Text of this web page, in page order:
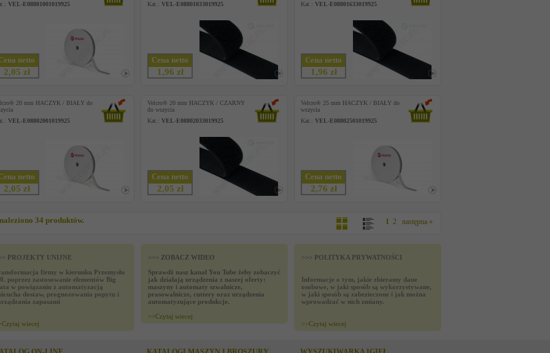
VEL-E08801001019925
netto
2,05 zł
Kat.: VEL-E08801033019925
Cena netto
1,96 zł
Kat.: VEL-E08801633019925
Cena netto
1,96 zł
20 mm HACZYK / BIAŁY do
VEL-E08802001019925
netto
2,05 zł
Velcro® 20 mm HACZYK / CZARNY
do wszycia
Kat.: VEL-E08802033019925
Cena netto
2,05 zł
Velcro® 25 mm HACZYK / BIAŁY do
wszycia
Kat.: VEL-E08802501019925
Cena netto
2,76 zł
34 produktów. 1 2 następna »
PROJEKTY UNIJNE
firmy w kierunku Przemysłu
poprzez zastosowanie elementów Big
w powiązaniu z automatyzacją
dostaw, prognozowania popytu i
zapasami
Czytaj wiecej
>>> ZOBACZ WIDEO
Sprawdź nasz kanał You Tube żeby zobaczyć
jak działają urządzenia z naszej oferty:
maszyny i automaty szwalnicze,
prasowalnicze, cuttery oraz urządzenia
automatyzujące produkcje.
>>Czytaj wiecej
>>> POLITYKA PRYWATNOŚCI
Informacje o tym, jakie zbieramy dane
osobowe, w jaki sposób są wykorzystywane,
w jaki sposób są zabezieczone i jak można
wprowadzać w nich zmiany.
>>Czytaj wiecej